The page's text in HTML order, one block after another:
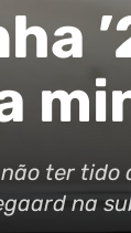
ter tido
na